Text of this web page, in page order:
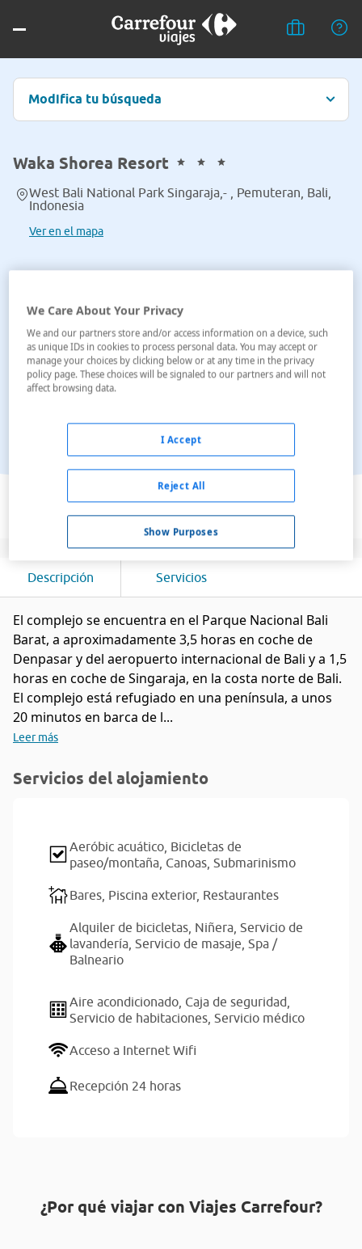
Modifica tu búsqueda
Waka Shorea Resort
West Bali National Park Singaraja,- , Pemuteran, Bali,
Indonesia
Ver en el mapa
Ver en el mapa
Descripción Servicios
El complejo se encuentra en el Parque Nacional Bali
Barat, a aproximadamente 3,5 horas en coche de
Denpasar y del aeropuerto internacional de Bali y a 1,5
horas en coche de Singaraja, en la costa norte de Bali.
El complejo está refugiado en una península, a unos
20 minutos en barca de l...
Leer más
Servicios del alojamiento
Aeróbic acuático, Bicicletas de
paseo/montaña, Canoas, Submarinismo
Bares, Piscina exterior, Restaurantes
Alquiler de bicicletas, Niñera, Servicio de
lavandería, Servicio de masaje, Spa /
Balneario
Aire acondicionado, Caja de seguridad,
Servicio de habitaciones, Servicio médico
Acceso a Internet Wifi
Recepción 24 horas
¿Por qué viajar con Viajes Carrefour?
We Care About Your Privacy
We and our partners store and/or access information on a device, such
as unique IDs in cookies to process personal data. You may accept or
manage your choices by clicking below or at any time in the privacy
policy page. These choices will be signaled to our partners and will not
affect browsing data.
Show Purposes
Reject All
I Accept